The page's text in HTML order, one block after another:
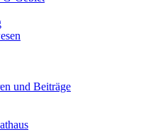
und Beiträge